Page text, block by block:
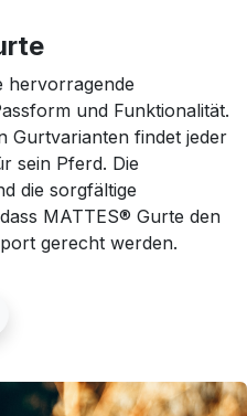
hervorragende
und Funktionalität.
Gurtvarianten findet jeder
sein Pferd. Die
die sorgfältige
MATTES® Gurte den
gerecht werden.